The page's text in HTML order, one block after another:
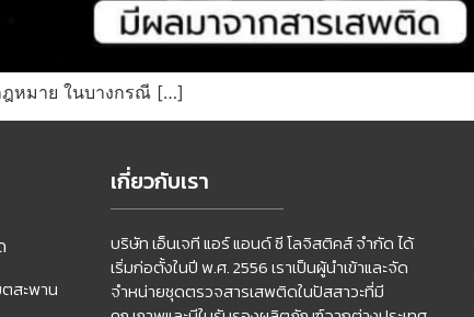
ฎหมาย ในบางกรณี […]
สะพาน
เกี่ยวกับเรา
บริษัท เอ็นเจที แอร์ แอนด์ ซี โลจิสติคส์ จำกัด ได้
เริ่มก่อตั้งในปี พ.ศ. 2556 เราเป็นผู้นำเข้าและจัด
จำหน่ายชุดตรวจสารเสพติดในปัสสาวะที่มี